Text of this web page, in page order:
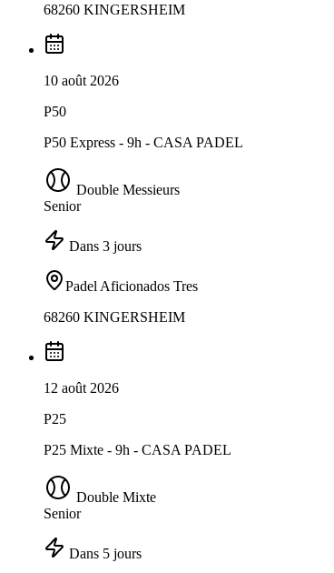
68260 KINGERSHEIM
10 août 2026
P50
P50 Express - 9h - CASA PADEL
Double Messieurs
Senior
Dans 3 jours
Padel Aficionados Tres
68260 KINGERSHEIM
12 août 2026
P25
P25 Mixte - 9h - CASA PADEL
Double Mixte
Senior
Dans 5 jours